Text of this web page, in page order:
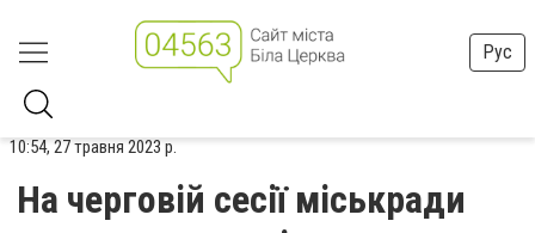
Рус
10:54, 27 травня 2023 р.
На черговій сесії міськради